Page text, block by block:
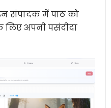
संपादक में पाठ को
लिए अपनी पसंदीदा